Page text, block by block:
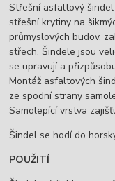
Střešní asfaltový
střešní krytiny na
průmyslových budov,
střech. Šindele jsou
se upravují a
Montáž asfaltových
ze spodní strany
Samolepící vrstva
Šindel se hodí do
POUŽITÍ